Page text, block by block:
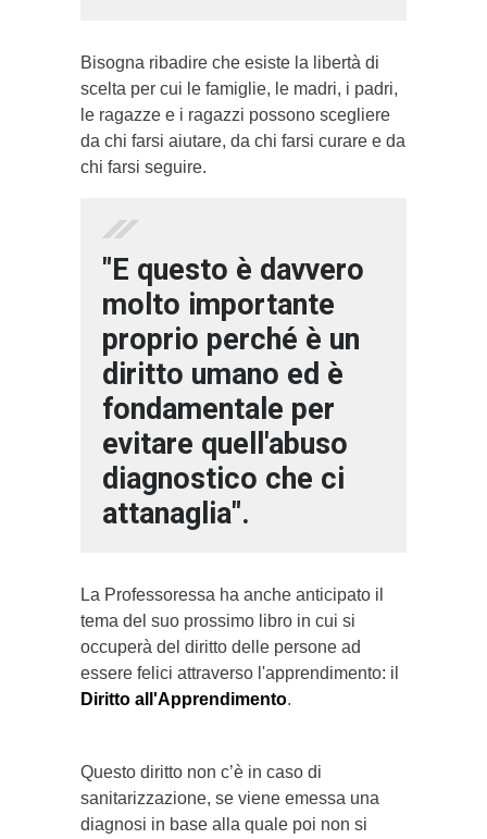
Bisogna ribadire che esiste la libertà di
scelta per cui le famiglie, le madri, i padri,
le ragazze e i ragazzi possono scegliere
da chi farsi aiutare, da chi farsi curare e da
chi farsi seguire.
"E questo è davvero
molto importante
proprio perché è un
diritto umano ed è
fondamentale per
evitare quell'abuso
diagnostico che ci
attanaglia".
La Professoressa ha anche anticipato il
tema del suo prossimo libro in cui si
occuperà del diritto delle persone ad
essere felici attraverso l'apprendimento: il
Diritto all'Apprendimento.
Questo diritto non c’è in caso di
sanitarizzazione, se viene emessa una
diagnosi in base alla quale poi non si